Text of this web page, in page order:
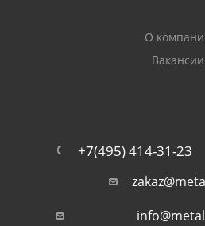
Цена за метр и за тонну
актуальная. По вашему
оцинкованных
О
Вакансии
+7(495) 414-31-23